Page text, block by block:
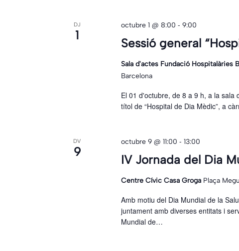
DJ
1
Sessió general
octubre 1 @ 8:00 -9:00
Sala d'actes Fundació Hospitalàries
Barcelona
El 01 d'octubre, de 8 a 9 h, a la sala
títol de “Hospital de Dia Mèdic”, a
DV
9
IV Jornada del Dia
octubre 9 @ 11:00 -13:00
Centre Cívic Casa Groga Plaça
Amb motiu del Dia Mundial de la
juntament amb diverses entitats i
Mundial de…